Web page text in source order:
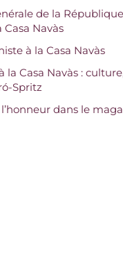
de la
Navàs
à la Casa Navàs
la Casa Navàs :
Spritz
l’honneur dans le